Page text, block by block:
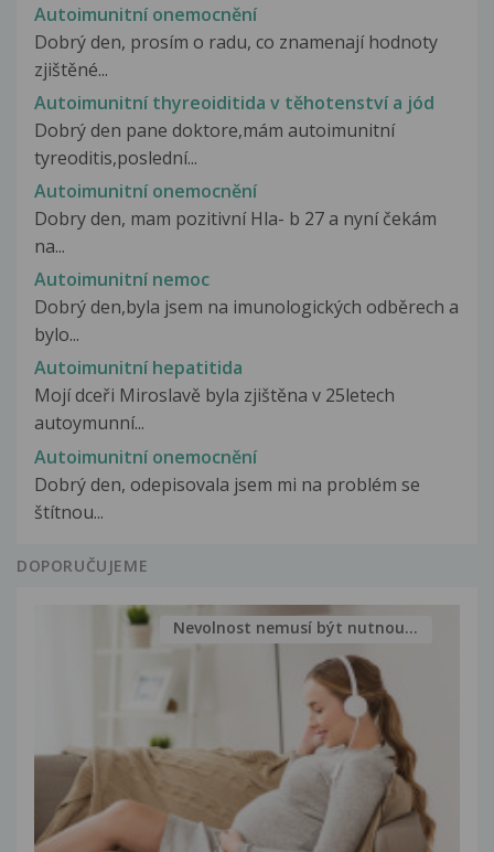
Autoimunitní onemocnění
Dobrý den, prosím o radu, co znamenají hodnoty
zjištěné...
Autoimunitní thyreoiditida v těhotenství a jód
Dobrý den pane doktore,mám autoimunitní
tyreoditis,poslední...
Autoimunitní onemocnění
Dobry den, mam pozitivní Hla- b 27 a nyní čekám
na...
Autoimunitní nemoc
Dobrý den,byla jsem na imunologických odběrech a
bylo...
Autoimunitní hepatitida
Mojí dceři Miroslavě byla zjištěna v 25letech
autoymunní...
Autoimunitní onemocnění
Dobrý den, odepisovala jsem mi na problém se
štítnou...
DOPORUČUJEME
Nevolnost nemusí být nutnou...